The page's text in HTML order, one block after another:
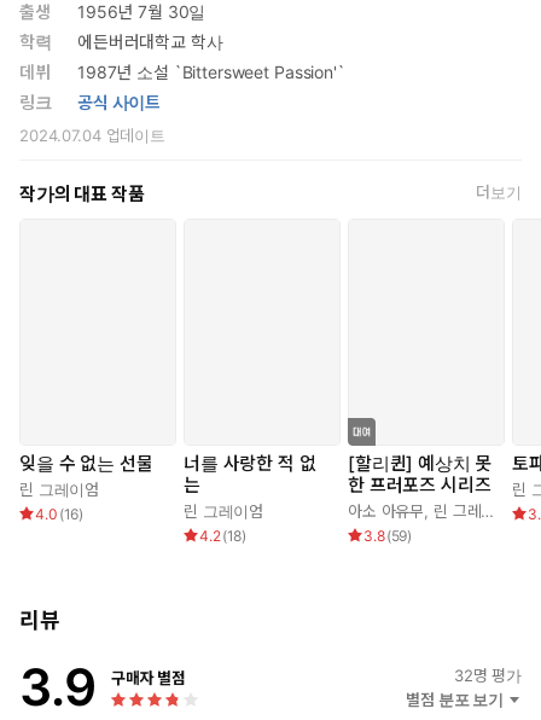
“하지만 결혼은 두 사람이 아이들을 양육하는 것 이상의 친밀한 면을
갖고 있어요.”
레오가 의자 등에 몸을 기댔다.
는 뜻이오. 난 다른 곳에서 그 부분을 충족시킬 거니까.”
레티도 그것에 대해 잘 알고 있었다. 하지만 실제적인 경험은 없었
다.
“당신은 아내와 성적인 생활은 하지 않을 거군요?”
“그렇소. 난 성적인 만족을 위해 정부를 갖고 있소. 그게 서로에게 편
리할 거요.”
출생
1956년 7월 30일
학력
에든버러대학교 학사
데뷔
1987년 소설 `Bittersweet Passion'`
링크
공식 사이트
2024.07.04업데이트
작가의 대표 작품 더보기
잊을 수 없는 선물
린 그레이엄
4.0 (16)
너를 사랑한 적 없
는
린 그레이엄
4.2(18)
[할리퀸] 예상치 못
한 프러포즈 시리즈
아소 아유무, 린 그레이엄
3.8(59)
토
린
리뷰
3.9 구매자 별점 32명 평가
별점 분포 보기